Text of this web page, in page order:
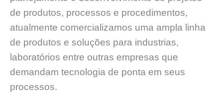
de produtos, processos e procedimentos,
atualmente comercializamos uma ampla linha
de produtos e soluções para industrias,
laboratórios entre outras empresas que
demandam tecnologia de ponta em seus
processos.